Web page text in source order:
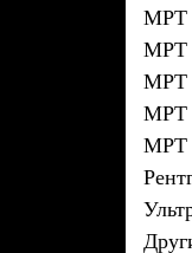
МРТ
МРТ
МРТ
МРТ
МРТ